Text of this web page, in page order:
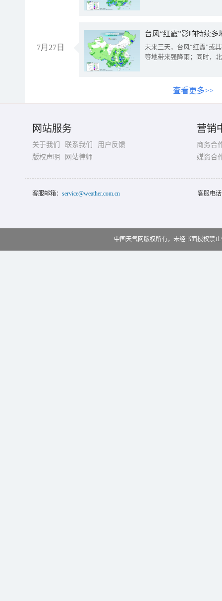
7月27日
台风“红霞”影响持续
未来三天，台风“红霞”或
等地带来强降雨；同时，
查看更多>>
网站服务
关于我们 联系我们
用户反馈
版权声明
网站律师
营销
商务合
媒资合
客服邮箱： service@weather.com.cn 客服电
中国天气网版权所有，未经书面授权